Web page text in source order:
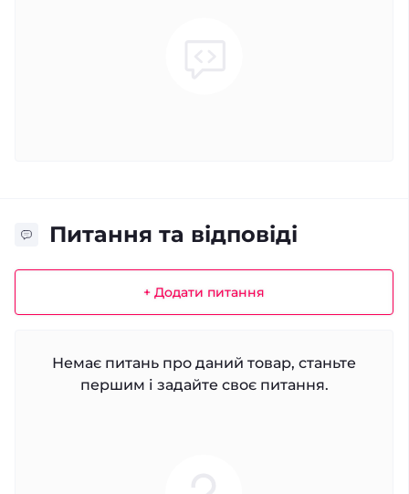
Питання та відповіді
+ Додати питання
Немає питань про даний товар, станьте
першим і задайте своє питання.